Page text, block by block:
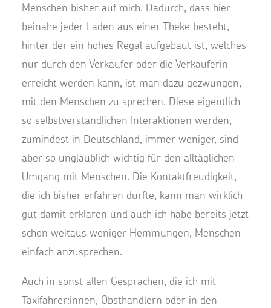
Menschen bisher auf mich. Dadurch, dass hier
beinahe jeder Laden aus einer Theke besteht,
hinter der ein hohes Regal aufgebaut ist, welches
nur durch den Verkäufer oder die Verkäuferin
erreicht werden kann, ist man dazu gezwungen,
mit den Menschen zu sprechen. Diese eigentlich
so selbstverständlichen Interaktionen werden,
zumindest in Deutschland, immer weniger, sind
aber so unglaublich wichtig für den alltäglichen
Umgang mit Menschen. Die Kontaktfreudigkeit,
die ich bisher erfahren durfte, kann man wirklich
gut damit erklären und auch ich habe bereits jetzt
schon weitaus weniger Hemmungen, Menschen
einfach anzusprechen.
Auch in sonst allen Gesprächen, die ich mit
Taxifahrer:innen, Obsthändlern oder in den